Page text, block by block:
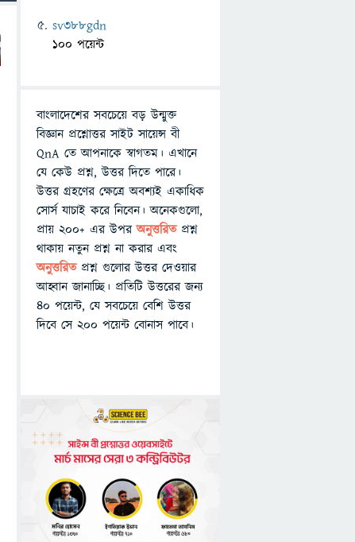
sv388gdn
100 পয়েন্ট
বাংলাদেশের সবচেয়ে বড় উন্মুক্ত
বিজ্ঞান প্রশ্নোত্তর সাইট সায়েন্স বী
QnA তে আপনাকে স্বাগতম। এখানে
যে কেউ প্রশ্ন, উত্তর দিতে পারে।
উত্তর গ্রহণের ক্ষেত্রে অবশ্যই একাধিক
সোর্স যাচাই করে নিবেন। অনেকগুলো,
প্রায় ২০০+ এর উপরঅনুত্তরিতপ্রশ্ন
থাকায় নতুন প্রশ্ন না করার এবং
অনুত্তরিত প্রশ্ন গুলোর উত্তর দেওয়ার
আহ্বান জানাচ্ছি। প্রতিটি উত্তরের জন্য
৪০ পয়েন্ট, যে সবচেয়ে বেশি উত্তর
দিবে সে ২০০ পয়েন্ট বোনাস পাবে।